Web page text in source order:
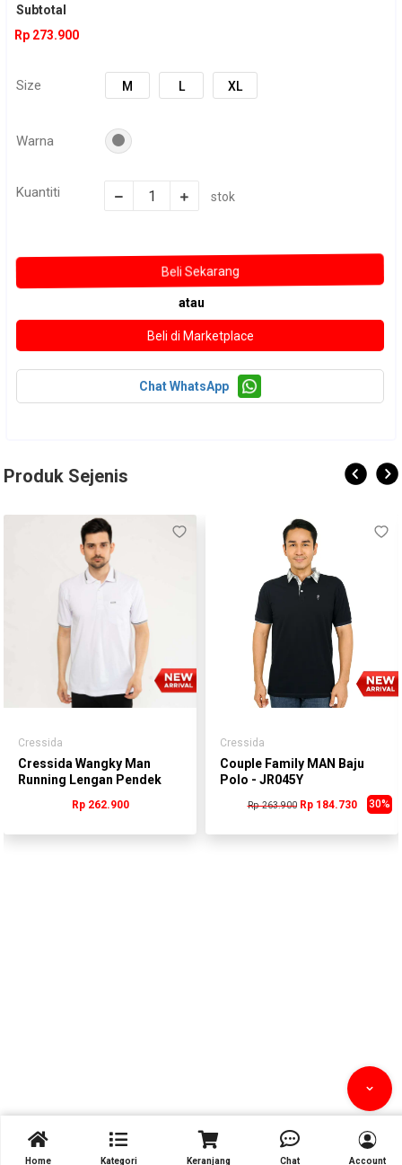
Subtotal
Rp 273.900
Size M L XL
Warna
Kuantiti stok
atau
Chat WhatsApp
Produk Sejenis
Cressida
Cressida Wangky Man
Running Lengan Pendek
PMWCS.BR002P
Rp 262.900
Cressida
Couple Family MAN Baju
Polo - JR045Y
Rp 263.900 30%
Rp 184.730

Home Kategori

Keranjang

Chat Account